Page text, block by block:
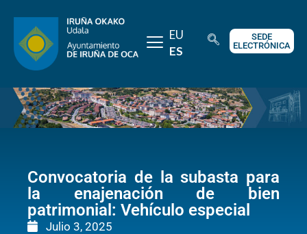
EU
ES
SEDE
ELECTRÓNICA
Convocatoria de la subasta para
la enajenación de bien
patrimonial: Vehículo especial
Julio 3, 2025